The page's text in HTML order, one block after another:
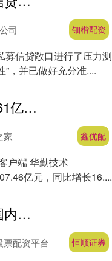
钿楷配资
司
信贷敞口进行了压力测
，并已做好充分准....
鑫优配 华勤技术第一季度归母净利润10.61亿元 同比增长25.96%
鑫优配
家
户端 华勤技术
亿元，同比增长16....
恒顺证券 中国蓝莓产量跃居世界第一！国内超6成相关企业聚集西南东北
恒顺证券
票配资平台